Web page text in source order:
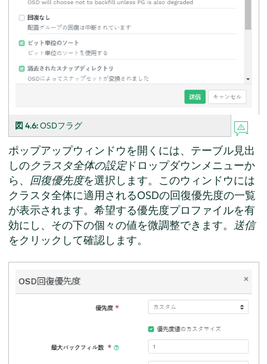
図 4.6:OSDフラグ
ポップアップウィンドウを開くには、テーブル見出
しのクラスタ全体の設定ドロップダウンメニューか
ら、 回復優先度を選択します。このウィンドウには
クラスタ全体に適用されるOSDの回復優先度の一覧
が表示されます。希望する優先度プロファイルを有
効にし、その下の個々の値を微調整できます。 送信
をクリックして確認します。